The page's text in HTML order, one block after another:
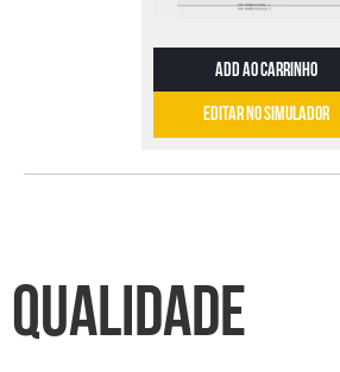
EDITAR NO SIMULADOR
Qualidade